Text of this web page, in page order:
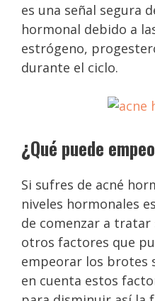
es una señal segura
hormonal debido a
estrógeno,
durante el ciclo.
¿Qué puede
Si sufres de acné
niveles hormonales
de comenzar a tratar
otros factores que
empeorar los brotes
en cuenta estos